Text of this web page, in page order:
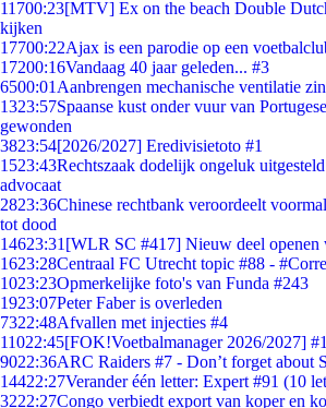
11700:23[MTV] Ex on the beach Double
kijken
17700:22Ajax is een parodie op een
17200:16Vandaag 40 jaar geleden... #3
6500:01 Aanbrengen mechanische ventilatie
1323:57Spaanse kust onder vuur van
gewonden
3823:54[2026/2027] Eredivisietoto #1
1523:43Rechtszaak dodelijk ongeluk
advocaat
2823:36Chinese rechtbank veroordeelt
tot dood
14623:31 [WLR SC #417] Nieuw deel openen
1623:28Centraal FC Utrecht topic #88 -
1023:23Opmerkelijke foto's van Funda #243
1923:07Peter Faber is overleden
7322:48Afvallen met injecties #4
11022:45[FOK!Voetbalmanager 2026/2027]
9022:36ARC Raiders #7 - Don’t forget about
14422:27Verander één letter: Expert #91 (10
3222:27Congo verbiedt export van koper en